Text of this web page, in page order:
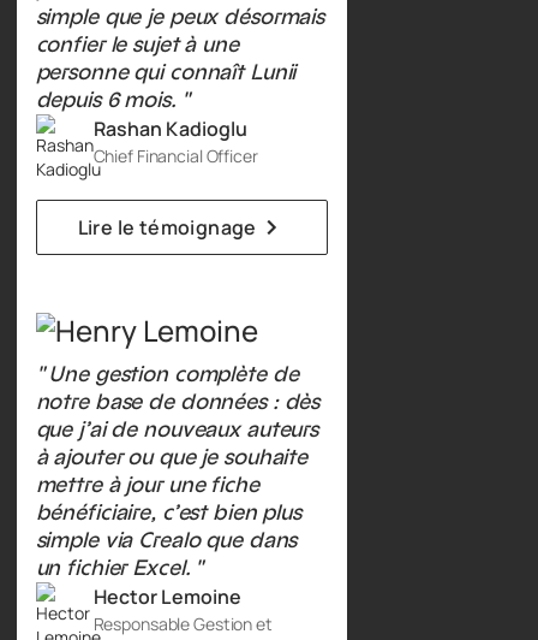
simple que je peux désormais
confier le sujet à une
personne qui connaît Lunii
depuis 6 mois. "
Rashan Kadioglu
Chief Financial Officer
Lire le témoignage
" Une gestion complète de
notre base de données : dès
que j’ai de nouveaux auteurs
à ajouter ou que je souhaite
mettre à jour une fiche
bénéficiaire, c’est bien plus
simple via Crealo que dans
un fichier Excel. "
Hector Lemoine
Responsable Gestion et